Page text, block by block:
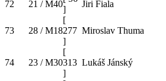
72
21 / M40
]
Jiri Fiala
73 28 / M18
[
277
]
Miroslav Thuma
74 23 / M30
[
313
]
Lukáš Jánský